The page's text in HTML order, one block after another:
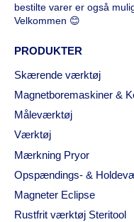
bestilte varer er også
Velkommen 😊
PRODUKTER
Skærende værktøj
Magnetboremaskiner &
Måleværktøj
Værktøj
Mærkning Pryor
Opspændings- &
Magneter Eclipse
Rustfrit værktøj Steritool